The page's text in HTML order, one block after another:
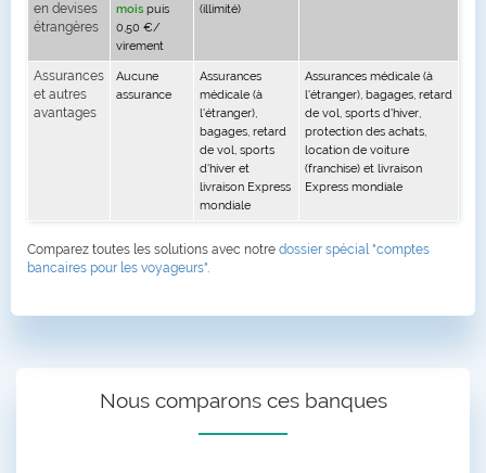
en devises
étrangères
mois puis
0,50 €/
virement
(illimité)
Assurances
et autres
avantages
Aucune
assurance
Assurances
médicale (à
l'étranger),
bagages, retard
de vol, sports
d'hiver et
livraison Express
mondiale
Assurances médicale (à
l'étranger), bagages, retard
de vol, sports d'hiver,
protection des achats,
location de voiture
(franchise) et livraison
Express mondiale
Comparez toutes les solutions avec notre dossier spécial "comptes
bancaires pour les voyageurs".
Nous comparons ces banques